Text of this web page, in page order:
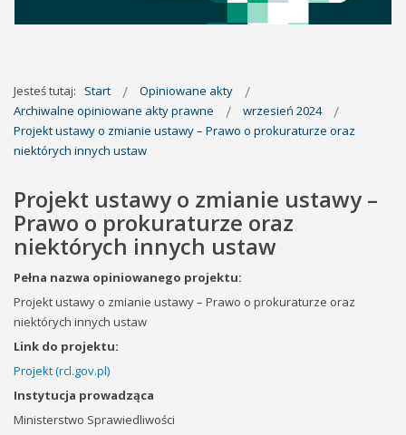
Jesteś tutaj: Start
Opiniowane akty
Archiwalne opiniowane akty prawne
wrzesień 2024
Projekt ustawy o zmianie ustawy – Prawo o prokuraturze oraz
niektórych innych ustaw
Projekt ustawy o zmianie ustawy –
Prawo o prokuraturze oraz
niektórych innych ustaw
Pełna nazwa opiniowanego projektu:
Projekt ustawy o zmianie ustawy – Prawo o prokuraturze oraz
niektórych innych ustaw
Link do projektu:
Projekt (rcl.gov.pl)
Instytucja prowadząca
Ministerstwo Sprawiedliwości